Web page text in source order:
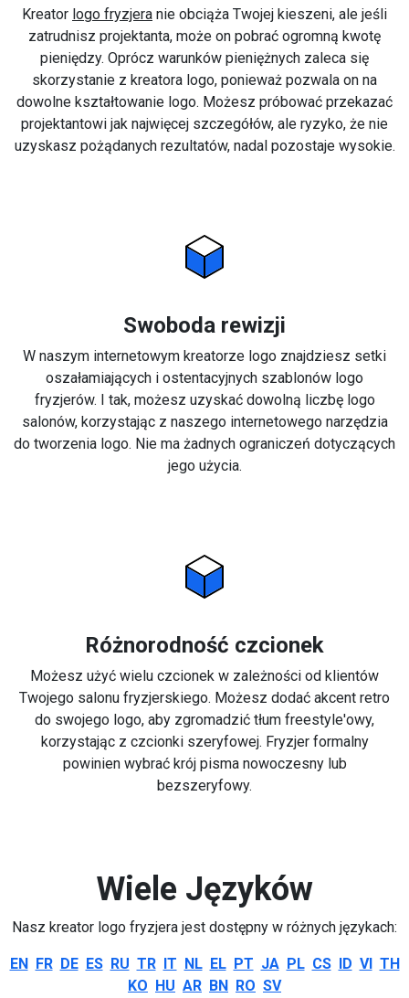
Kreator logo fryzjera nie obciąża Twojej kieszeni, ale jeśli
zatrudnisz projektanta, może on pobrać ogromną kwotę
pieniędzy. Oprócz warunków pieniężnych zaleca się
skorzystanie z kreatora logo, ponieważ pozwala on na
dowolne kształtowanie logo. Możesz próbować przekazać
projektantowi jak najwięcej szczegółów, ale ryzyko, że nie
uzyskasz pożądanych rezultatów, nadal pozostaje wysokie.
Swoboda rewizji
W naszym internetowym kreatorze logo znajdziesz setki
oszałamiających i ostentacyjnych szablonów logo
fryzjerów. I tak, możesz uzyskać dowolną liczbę logo
salonów, korzystając z naszego internetowego narzędzia
do tworzenia logo. Nie ma żadnych ograniczeń dotyczących
jego użycia.
Różnorodność czcionek
Możesz użyć wielu czcionek w zależności od klientów
Twojego salonu fryzjerskiego. Możesz dodać akcent retro
do swojego logo, aby zgromadzić tłum freestyle'owy,
korzystając z czcionki szeryfowej. Fryzjer formalny
powinien wybrać krój pisma nowoczesny lub
bezszeryfowy.
Wiele Języków
Nasz kreator logo fryzjera jest dostępny w różnych językach:
EN FR DE ES RU TR IT NL EL PT JA PL CS ID VI TH
KO HU AR BN RO SV